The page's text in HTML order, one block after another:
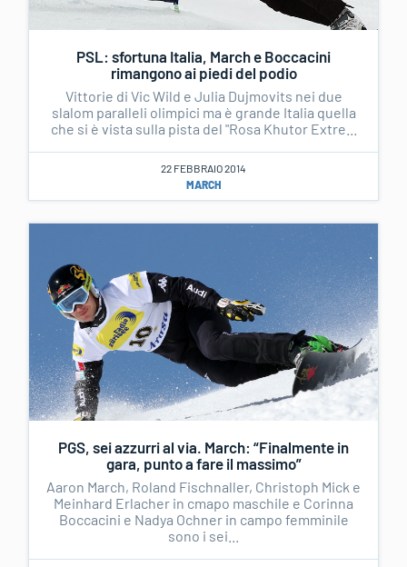
PSL: sfortuna Italia, March e Boccacini
rimangono ai piedi del podio
Vittorie di Vic Wild e Julia Dujmovits nei due
slalom paralleli olimpici ma è grande Italia quella
che si è vista sulla pista del "Rosa Khutor Extre...
22 FEBBRAIO 2014
MARCH
PGS, sei azzurri al via. March: “Finalmente in
gara, punto a fare il massimo”
Aaron March, Roland Fischnaller, Christoph Mick e
Meinhard Erlacher in cmapo maschile e Corinna
Boccacini e Nadya Ochner in campo femminile
sono i sei...